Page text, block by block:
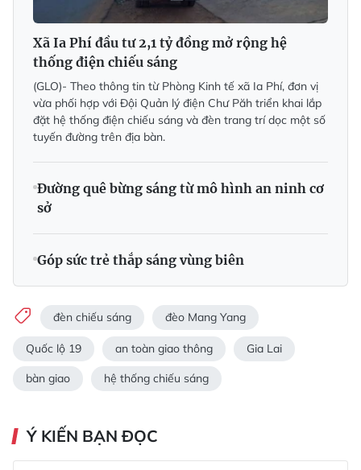
Xã Ia Phí đầu tư 2,1 tỷ đồng mở rộng hệ
thống điện chiếu sáng
(GLO)- Theo thông tin từ Phòng Kinh tế xã Ia Phí, đơn vị
vừa phối hợp với Đội Quản lý điện Chư Păh triển khai lắp
đặt hệ thống điện chiếu sáng và đèn trang trí dọc một số
tuyến đường trên địa bàn.
Đường quê bừng sáng từ mô hình an ninh cơ
sở
Góp sức trẻ thắp sáng vùng biên
đèn chiếu sáng đèo Mang Yang
Quốc lộ 19 an toàn giao thông Gia Lai
bàn giao hệ thống chiếu sáng
Ý KIẾN BẠN ĐỌC